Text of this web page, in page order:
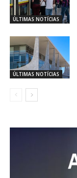
ÚLTIMAS NOTÍCIAS
ÚLTIMAS NOTÍCIAS